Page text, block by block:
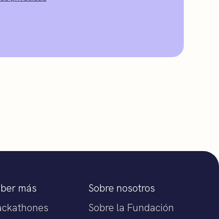
más
Sobre nosotros
Sobre la Fundación